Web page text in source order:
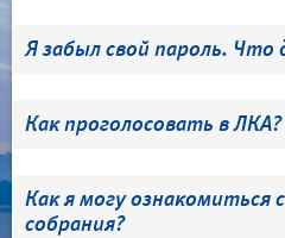
Я забыл свой пароль. Что
Как проголосовать в ЛКА?
Как я могу ознакомиться
собрания?